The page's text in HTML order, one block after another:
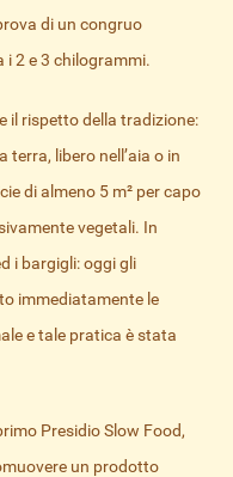
di un congruo
i 2 e 3 chilogrammi.
il rispetto della tradizione:
terra, libero nell’aia o in
di almeno 5 m² per capo
vegetali. In
i bargigli: oggi gli
immediatamente le
e tale pratica è stata
Presidio Slow Food,
un prodotto